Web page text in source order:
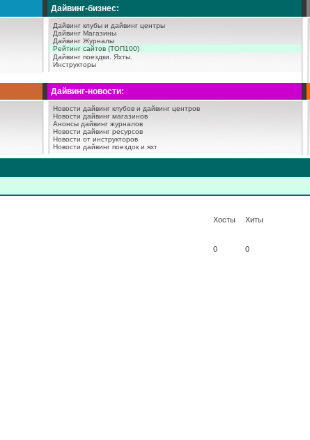
Дайвинг-бизнес:
Дайвинг клубы и дайвинг центры
Дайвинг Магазины
Дайвинг Журналы
Рейтинг сайтов (ТОП100)
Дайвинг поездки.
Яхты.
Инструкторы
Дайвинг-новости:
Новости дайвинг клубов и дайвинг центров
Новости дайвинг магазинов
Анонсы дайвинг журналов
Новости дайвинг ресурсов
Новости от инструкторов
Новости дайвинг поездок и яхт
Хосты Хиты
0
0